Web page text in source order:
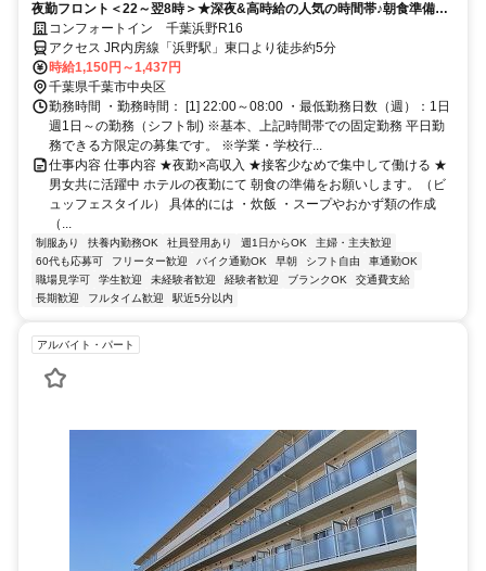
夜勤フロント＜22～翌8時＞★深夜&高時給の人気の時間帯♪朝食準備が
メインです
コンフォートイン 千葉浜野R16
アクセス JR内房線「浜野駅」東口より徒歩約5分
時給1,150円～1,437円
千葉県千葉市中央区
勤務時間 ・勤務時間： [1] 22:00～08:00 ・最低勤務日数（週）：1日
週1日～の勤務（シフト制) ※基本、上記時間帯での固定勤務 平日勤
務できる方限定の募集です。 ※学業・学校行...
仕事内容 仕事内容 ★夜勤×高収入 ★接客少なめで集中して働ける ★
男女共に活躍中 ホテルの夜勤にて 朝食の準備をお願いします。（ビ
ュッフェスタイル） 具体的には ・炊飯 ・スープやおかず類の作成
（...
制服あり 扶養内勤務OK 社員登用あり 週1日からOK
主婦・主夫歓迎
60代も応募可
フリーター歓迎 バイク通勤OK 早朝 シフト自由
車通勤OK
職場見学可
学生歓迎 未経験者歓迎 経験者歓迎 ブランクOK
交通費支給
長期歓迎
フルタイム歓迎 駅近5分以内
アルバイト・パート